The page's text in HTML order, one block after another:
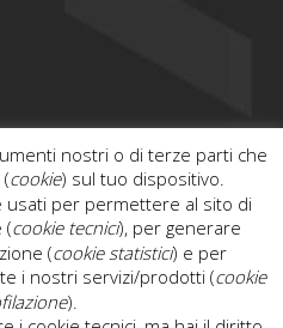
nostri o di terze parti che
cookie) sul tuo dispositivo.
usati per permettere al sito di
(cookie tecnici), per generare
(cookie statistici) e per
i nostri servizi/prodotti (cookie
).